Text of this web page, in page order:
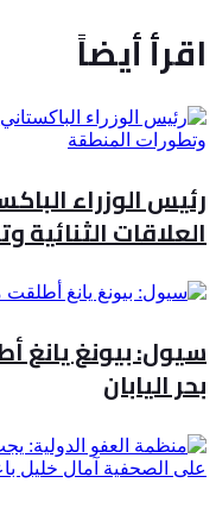
اقرأ أيضاً
رئيس الوزراء
العلاقات
سيول: بيونغ يانغ
بحر اليابان